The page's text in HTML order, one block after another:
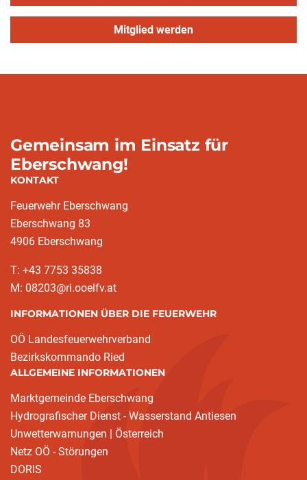
Mitglied werden
Gemeinsam im Einsatz für
Eberschwang!
KONTAKT
Feuerwehr Eberschwang
Eberschwang 83
4906 Eberschwang
T: +43 7753 35838
M: 08203@ri.ooelfv.at
INFORMATIONEN ÜBER DIE FEUERWEHR
OÖ Landesfeuerwehrverband
Bezirkskommando Ried
ALLGEMEINE INFORMATIONEN
Marktgemeinde Eberschwang
Hydrografischer Dienst - Wasserstand Antiesen
Unwetterwarnungen | Österreich
Netz OÖ - Störungen
DORIS